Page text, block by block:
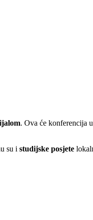
. Ova će konferencija
su i studijske posjete